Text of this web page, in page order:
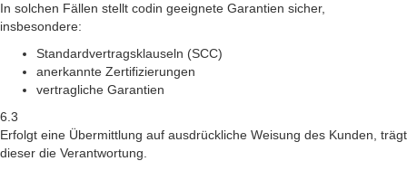
In solchen Fällen stellt codin geeignete Garantien sicher,
insbesondere:
Standardvertragsklauseln (SCC)
anerkannte Zertifizierungen
vertragliche Garantien
6.3
Erfolgt eine Übermittlung auf ausdrückliche Weisung des Kunden, trägt
dieser die Verantwortung.